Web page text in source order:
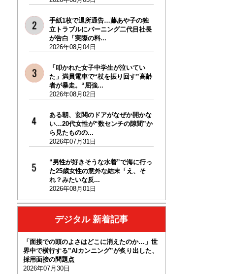
手紙1枚で退所通告…藤あや子の独
立トラブルにバーニング二代目社長
が告白「実際の料...
2026年08月04日
「叩かれた女子中学生が泣いてい
た」満員電車で“杖を振り回す”高齢
者が暴走。“屈強...
2026年08月02日
ある朝、玄関のドアがなぜか開かな
い…20代女性が“数センチの隙間”か
ら見たものの...
2026年07月31日
“男性が好きそうな水着”で海に行っ
た25歳女性の意外な結末「え、そ
れ？みたいな反...
2026年08月01日
デジタル 新着記事
「面接での頭のよさはどこに消えたのか…」世
界中で横行する”AIカンニング”が炙り出した、
採用面接の問題点
2026年07月30日